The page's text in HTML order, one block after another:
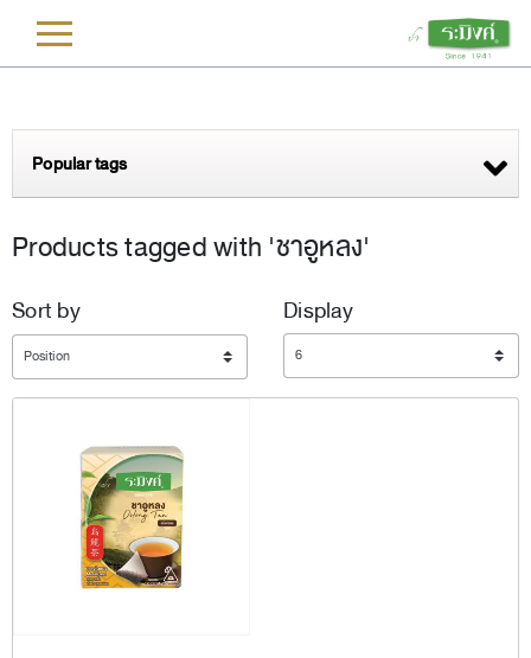
Popular tags
Products tagged with 'ชาอูหลง'
Sort by
Display
Display